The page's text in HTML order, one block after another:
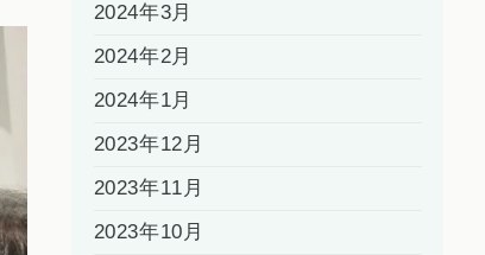
2024年3月
2024年2月
2024年1月
2023年12月
2023年11月
2023年10月